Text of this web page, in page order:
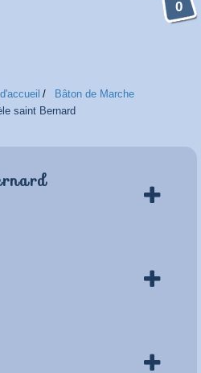
0
Bâton de Marche
saint Bernard